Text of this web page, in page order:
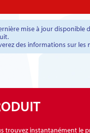
mise à jour
des informations sur
trouvez instantanément le